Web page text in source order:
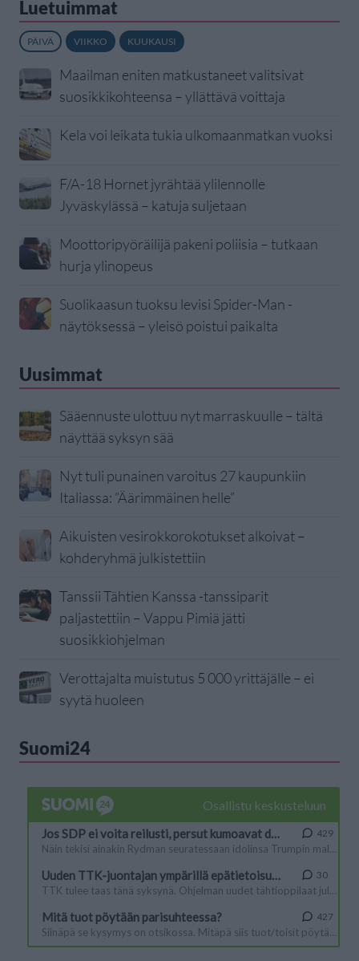
Luetuimmat
PÄIVÄ VIIKKO KUUKAUSI
Maailman eniten matkustaneet valitsivat
suosikkikohteensa – yllättävä voittaja
Kela voi leikata tukia ulkomaanmatkan vuoksi
F/A-18 Hornet jyrähtää ylilennolle
Jyväskylässä – katuja suljetaan
Moottoripyöräilijä pakeni poliisia – tutkaan
hurja ylinopeus
Suolikaasun tuoksu levisi Spider-Man -
näytöksessä – yleisö poistui paikalta
Uusimmat
Sääennuste ulottuu nyt marraskuulle – tältä
näyttää syksyn sää
Nyt tuli punainen varoitus 27 kaupunkiin
Italiassa: ”Äärimmäinen helle”
Aikuisten vesirokkorokotukset alkoivat –
kohderyhmä julkistettiin
Tanssii Tähtien Kanssa -tanssiparit
paljastettiin – Vappu Pimiä jätti
suosikkiohjelman
Verottajalta muistutus 5 000 yrittäjälle – ei
syytä huoleen
Suomi24